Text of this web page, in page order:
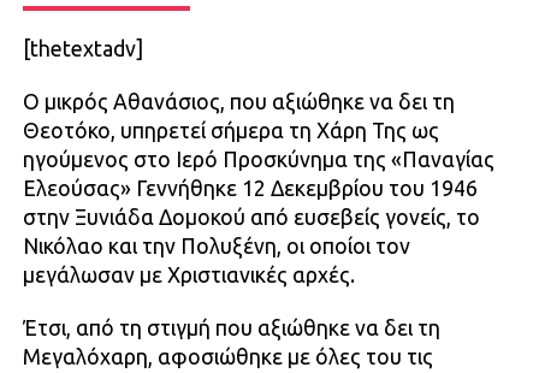
[thetextadv]
Ο μικρός Αθανάσιος, που αξιώθηκε να δει τη
Θεοτόκο, υπηρετεί σήμερα τη Χάρη Της ως
ηγούμενος στο Ιερό Προσκύνημα της «Παναγίας
Ελεούσας» Γεννήθηκε 12 Δεκεμβρίου του 1946
στην Ξυνιάδα Δομοκού από ευσεβείς γονείς, το
Νικόλαο και την Πολυξένη, οι οποίοι τον
μεγάλωσαν με Χριστιανικές αρχές.
Έτσι, από τη στιγμή που αξιώθηκε να δει τη
Μεγαλόχαρη, αφοσιώθηκε με όλες του τις